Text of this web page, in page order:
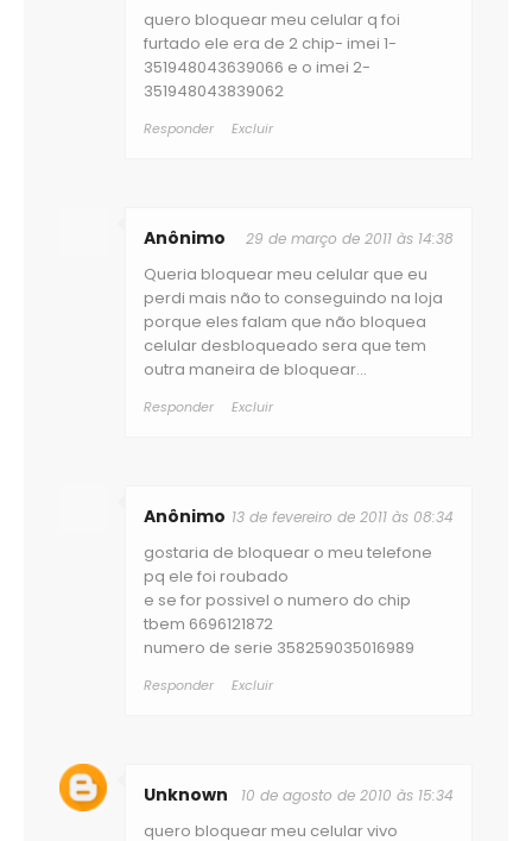
Unknown 10 de agosto de 2010 às 15:34
quero bloquear meu celular vivo
Anônimo 13 de fevereiro de 2011 às 08:34
gostaria de bloquear o meu telefone
pq ele foi roubado
e se for possivel o numero do chip
tbem 6696121872
numero de serie 358259035016989
Responder Excluir
Anônimo 29 de março de 2011 às 14:38
Queria bloquear meu celular que eu
perdi mais não to conseguindo na loja
porque eles falam que não bloquea
celular desbloqueado sera que tem
outra maneira de bloquear...
Responder Excluir
quero bloquear meu celular q foi
furtado ele era de 2 chip- imei 1-
351948043639066 e o imei 2-
351948043839062
Responder Excluir